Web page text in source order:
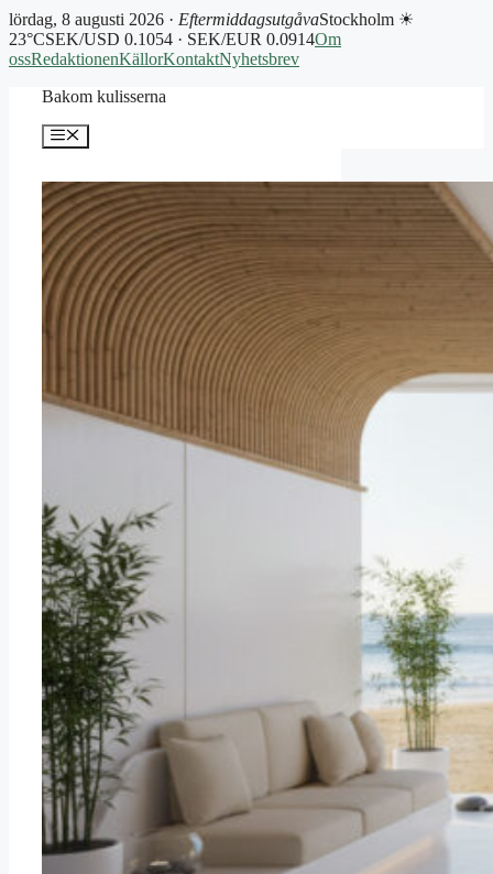
lördag, 8 augusti 2026 · EftermiddagsutgåvaStockholm ☀
23°CSEK/USD 0.1054 · SEK/EUR 0.0914Om
ossRedaktionenKällorKontaktNyhetsbrev
Bakom kulisserna
Meny